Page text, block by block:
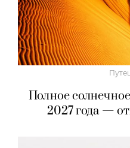
Полное
2027 года —